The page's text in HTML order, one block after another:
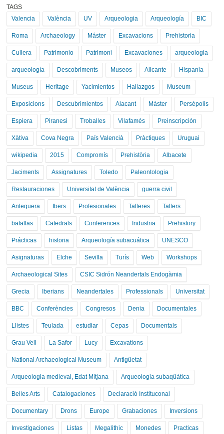
TAGS
Valencia
València UV Arqueologia Arqueología BIC
Roma Archaeology Máster Excavacions Prehistoria
Cullera Patrimonio Patrimoni Excavaciones arqueologia
arqueología Descobriments Museos Alicante Hispania
Museus Heritage Yacimientos Hallazgos Museum
Exposicions Descubrimientos Alacant Màster Persépolis
Espiera Piranesi Troballes Vilafamés Preinscripción
Xàtiva Cova Negra País Valencià Pràctiques Uruguai
wikipedia 2015 Compromís Prehistòria Albacete
Jaciments Assignatures Toledo Paleontologia
Restauraciones Universitat de València guerra civil
Antequera Ibers Profesionales Talleres Tallers
batallas Catedrals Conferences Industria Prehistory
Prácticas historia Arqueología subacuática UNESCO
Asignaturas Elche Sevilla Turís Web Workshops
Archaeological Sites CSIC Sidrón Neandertals Endogàmia
Grecia Iberians Neandertales Professionals Universitat
BBC Conferències Congresos Denia Documentales
Llistes Teulada estudiar Cepas Documentals
Grau Vell La Safor Lucy Excavations
National Archaeological Museum Antigüetat
Arqueologia medieval, Edat Mitjana Arqueologia subaqüàtica
Belles Arts Catalogaciones Declaració Instituconal
Documentary Drons Europe Grabaciones Inversions
Investigaciones Listas Megalithic Monedes Practicas